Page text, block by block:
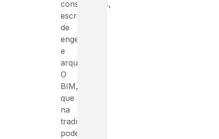
construtoras,
escritórios
de
engenharia
e
arquitetura.
O
BIM,
que
na
tradução
pode